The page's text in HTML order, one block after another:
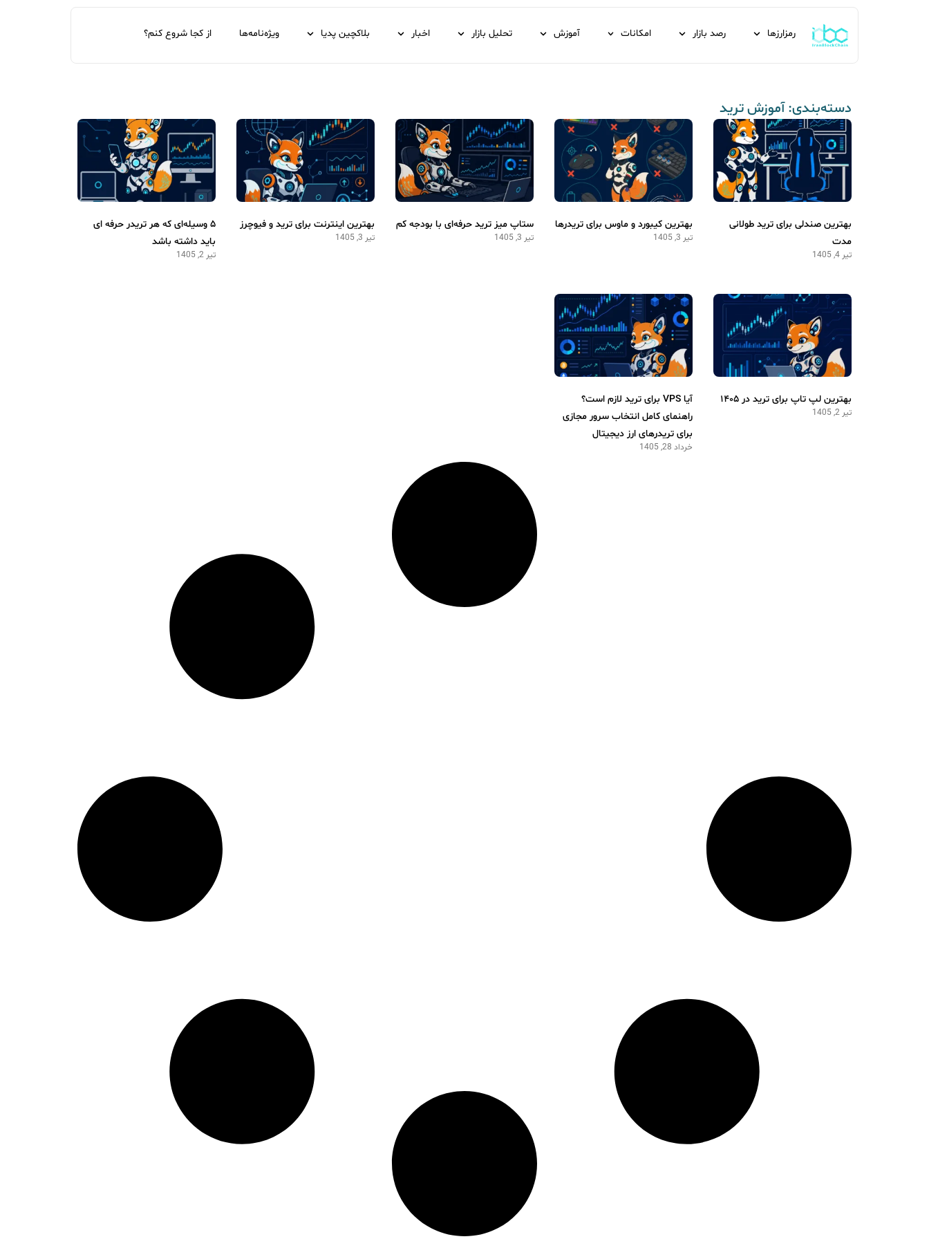
رمزارزها رصد بازار امکانات آموزش تحلیل بازار اخبار بلاکچین پدیا ویژه‌نامه‌ها از کجا شروع کنم؟
دسته‌بندی: آموزش ترید
بهترین صندلی برای ترید طولانی
مدت
تیر 4, 1405
بهترین کیبورد و ماوس برای تریدرها
تیر 3, 1405
ستاپ میز ترید حرفه‌ای با بودجه کم
تیر 3, 1405
بهترین اینترنت برای ترید و فیوچرز
تیر 3, 1405
۵ وسیله‌ای که هر تریدر حرفه ای
باید داشته باشد
تیر 2, 1405
بهترین لپ تاپ برای ترید در ۱۴۰۵
تیر 2, 1405
آیا VPS برای ترید لازم است؟
راهنمای کامل انتخاب سرور مجازی
برای تریدرهای ارز دیجیتال
خرداد 28, 1405